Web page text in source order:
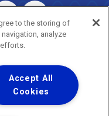
os Direitos Reservados.
a vida
to the storing of
analyze
Accept All
Cookies